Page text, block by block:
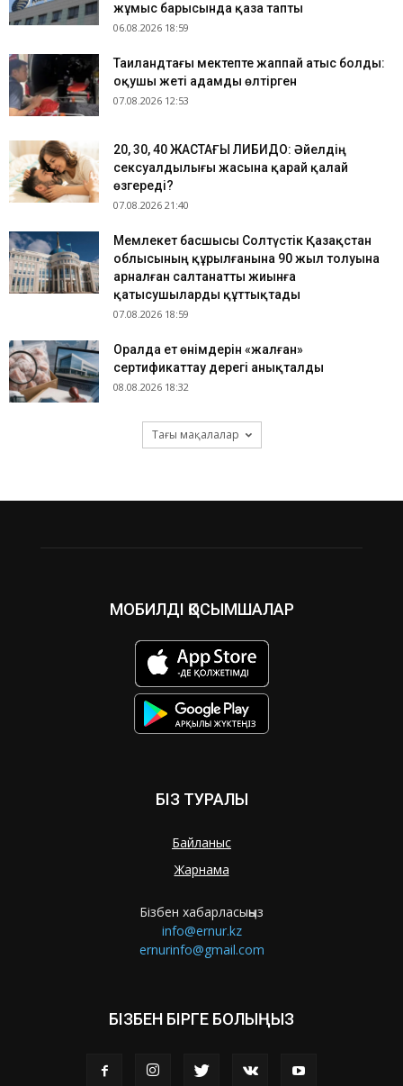
жұмыс барысында қаза тапты
06.08.2026 18:59
Таиландтағы мектепте жаппай атыс болды:
оқушы жеті адамды өлтірген
07.08.2026 12:53
​20, 30, 40 ЖАСТАҒЫ ЛИБИДО: Әйелдің
сексуалдылығы жасына қарай қалай
өзгереді?
07.08.2026 21:40
Мемлекет басшысы Солтүстік Қазақстан
облысының құрылғанына 90 жыл толуына
арналған салтанатты жиынға
қатысушыларды құттықтады
07.08.2026 18:59
Оралда ет өнімдерін «жалған»
сертификаттау дерегі анықталды
08.08.2026 18:32
Тағы мақалалар
МОБИЛДІ ҚОСЫМШАЛАР
БІЗ ТУРАЛЫ
Байланыс
Жарнама
Бізбен хабарласыңыз
info@ernur.kz
ernurinfo@gmail.com
БІЗБЕН БІРГЕ БОЛЫҢЫЗ